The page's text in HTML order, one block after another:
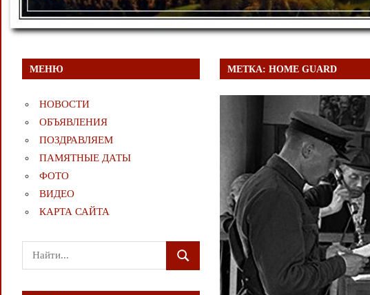
МЕТКА:HOME GUARD
МЕНЮ
НОВОСТИ
ОБЪЯВЛЕНИЯ
ПОЗДРАВЛЯЕМ
ПАМЯТНЫЕ ДАТЫ
ФОТО
ВИДЕО
КАРТА САЙТА
Поиск
для:
ПОИСК